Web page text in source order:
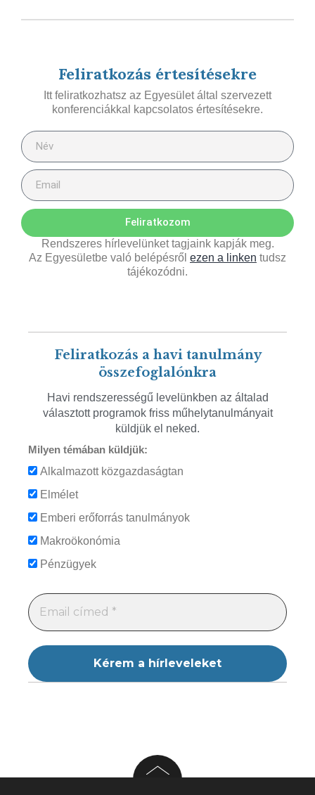
Feliratkozás értesítésekre
Itt feliratkozhatsz az Egyesület által szervezett
konferenciákkal kapcsolatos értesítésekre.
Feliratkozom
Rendszeres hírlevelünket tagjaink kapják meg.
Az Egyesületbe való belépésről ezen a linken tudsz
tájékozódni.
Feliratkozás a havi tanulmány
összefoglalónkra
Havi rendszerességű levelünkben az általad
választott programok friss műhelytanulmányait
küldjük el neked.
Milyen témában küldjük:
Alkalmazott közgazdaságtan
Elmélet
Emberi erőforrás tanulmányok
Makroökonómia
Pénzügyek